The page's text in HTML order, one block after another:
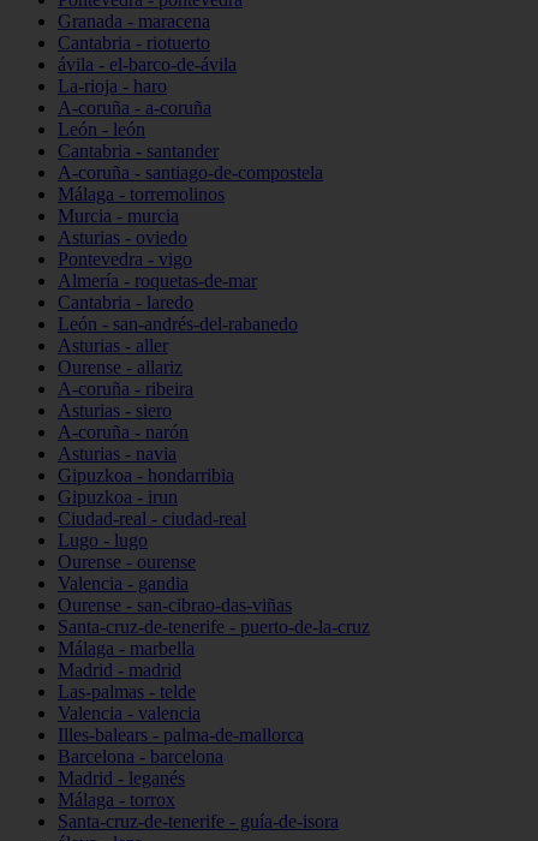
Granada - maracena
Cantabria - riotuerto
ávila - el-barco-de-ávila
La-rioja - haro
A-coruña - a-coruña
León - león
Cantabria - santander
A-coruña - santiago-de-compostela
Málaga - torremolinos
Murcia - murcia
Asturias - oviedo
Pontevedra - vigo
Almería - roquetas-de-mar
Cantabria - laredo
León - san-andrés-del-rabanedo
Asturias - aller
Ourense - allariz
A-coruña - ribeira
Asturias - siero
A-coruña - narón
Asturias - navia
Gipuzkoa - hondarribia
Gipuzkoa - irun
Ciudad-real - ciudad-real
Lugo - lugo
Ourense - ourense
Valencia - gandia
Ourense - san-cibrao-das-viñas
Santa-cruz-de-tenerife - puerto-de-la-cruz
Málaga - marbella
Madrid - madrid
Las-palmas - telde
Valencia - valencia
Illes-balears - palma-de-mallorca
Barcelona - barcelona
Madrid - leganés
Málaga - torrox
Santa-cruz-de-tenerife - guía-de-isora